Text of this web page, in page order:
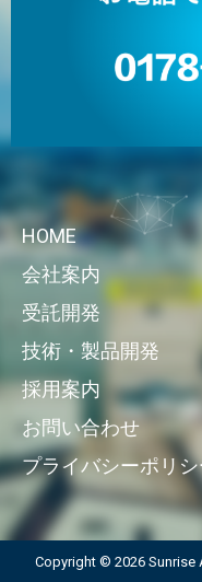
HOME
会社案内
受託開発
技術・製品開発
採用案内
お問い合わせ
プライバシーポリシ
Copyright © 2026 Sunrise